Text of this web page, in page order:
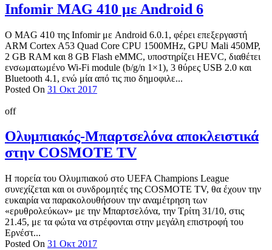
Infomir MAG 410 με Android 6
O MAG 410 της Infomir με Android 6.0.1, φέρει επεξεργαστή
ARM Cortex A53 Quad Core CPU 1500MHz, GPU Mali 450MP,
2 GB RAM και 8 GB Flash eMMC, υποστηρίζει HEVC, διαθέτει
ενσωματωμένο Wi-Fi module (b/g/n 1×1), 3 θύρες USB 2.0 και
Bluetooth 4.1, ενώ μία από τις πιο δημοφιλε...
Posted On 31 Οκτ 2017
off
Ολυμπιακός-Μπαρτσελόνα αποκλειστικά
στην COSMOTE TV
Η πορεία του Ολυμπιακού στο UEFA Champions League
συνεχίζεται και οι συνδρομητές της COSMOTE TV, θα έχουν την
ευκαιρία να παρακολουθήσουν την αναμέτρηση των
«ερυθρολεύκων» με την Μπαρτσελόνα, την Τρίτη 31/10, στις
21.45, με τα φώτα να στρέφονται στην μεγάλη επιστροφή του
Ερνέστ...
Posted On 31 Οκτ 2017